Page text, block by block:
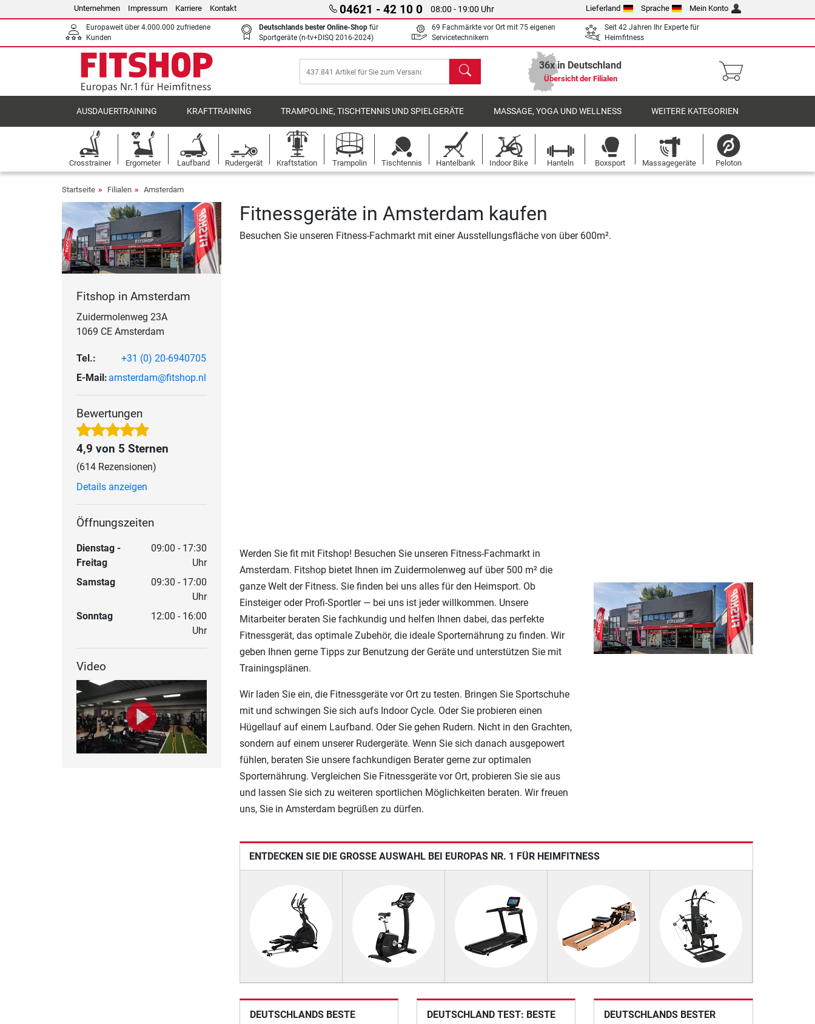
Unternehmen Impressum Karriere Kontakt 04621 - 42 10 0 08:00 - 19:00 Uhr Lieferland Sprache Mein Konto
Europaweit über 4.000.000 zufriedene
Kunden
Deutschlands bester Online-Shop für
Sportgeräte (n-tv+DISQ 2016-2024)
69 Fachmärkte vor Ort mit 75 eigenen
Servicetechnikern
Seit 42 Jahren Ihr Experte für
Heimfitness
Suchen 36x in Deutschland
Übersicht der Filialen
AUSDAUERTRAINING KRAFTTRAINING TRAMPOLINE, TISCHTENNIS UND SPIELGERÄTE MASSAGE, YOGA UND WELLNESS WEITERE KATEGORIEN
Crosstrainer Ergometer Laufband Rudergerät Kraftstation Trampolin Tischtennis Hantelbank Indoor Bike Hanteln Boxsport Massagegeräte Peloton
Startseite Filialen Amsterdam
Fitshop in Amsterdam
Zuidermolenweg 23A
1069 CE Amsterdam
Tel.:
+31 (0) 20-6940705
E-Mail: amsterdam@fitshop.nl
Bewertungen
4,9 von 5 Sternen
(614 Rezensionen)
Details anzeigen
Öffnungszeiten
Dienstag -
Freitag
09:00 - 17:30
Uhr
Samstag
09:30 - 17:00
Uhr
Sonntag
12:00 - 16:00
Uhr
Video
Fitnessgeräte in Amsterdam kaufen
Besuchen Sie unseren Fitness-Fachmarkt mit einer Ausstellungsfläche von über 600m².
Werden Sie fit mit Fitshop! Besuchen Sie unseren Fitness-Fachmarkt in
Amsterdam. Fitshop bietet Ihnen im Zuidermolenweg auf über 500 m² die
ganze Welt der Fitness. Sie finden bei uns alles für den Heimsport. Ob
Einsteiger oder Profi-Sportler — bei uns ist jeder willkommen. Unsere
Mitarbeiter beraten Sie fachkundig und helfen Ihnen dabei, das perfekte
Fitnessgerät, das optimale Zubehör, die ideale Sporternährung zu finden. Wir
geben Ihnen gerne Tipps zur Benutzung der Geräte und unterstützen Sie mit
Trainingsplänen.
Wir laden Sie ein, die Fitnessgeräte vor Ort zu testen. Bringen Sie Sportschuhe
mit und schwingen Sie sich aufs Indoor Cycle. Oder Sie probieren einen
Hügellauf auf einem Laufband. Oder Sie gehen Rudern. Nicht in den Grachten,
sondern auf einem unserer Rudergeräte. Wenn Sie sich danach ausgepowert
fühlen, beraten Sie unsere fachkundigen Berater gerne zur optimalen
Sporternährung. Vergleichen Sie Fitnessgeräte vor Ort, probieren Sie sie aus
und lassen Sie sich zu weiteren sportlichen Möglichkeiten beraten. Wir freuen
uns, Sie in Amsterdam begrüßen zu dürfen.
Previous Next
ENTDECKEN SIE DIE GROSSE AUSWAHL BEI EUROPAS NR. 1 FÜR HEIMFITNESS
DEUTSCHLANDS BESTE
DEUTSCHLAND TEST: BESTE
DEUTSCHLANDS BESTER